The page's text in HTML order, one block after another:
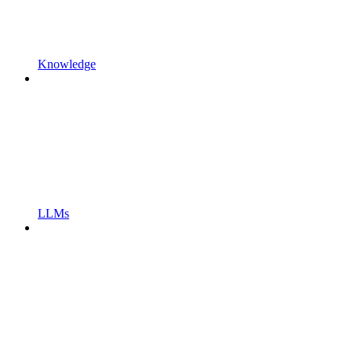
Knowledge
LLMs